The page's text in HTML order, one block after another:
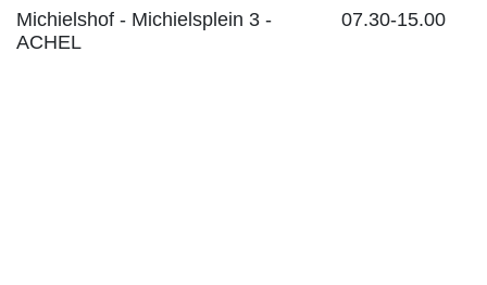
Michielshof - Michielsplein 3 -
ACHEL
07.30-15.00